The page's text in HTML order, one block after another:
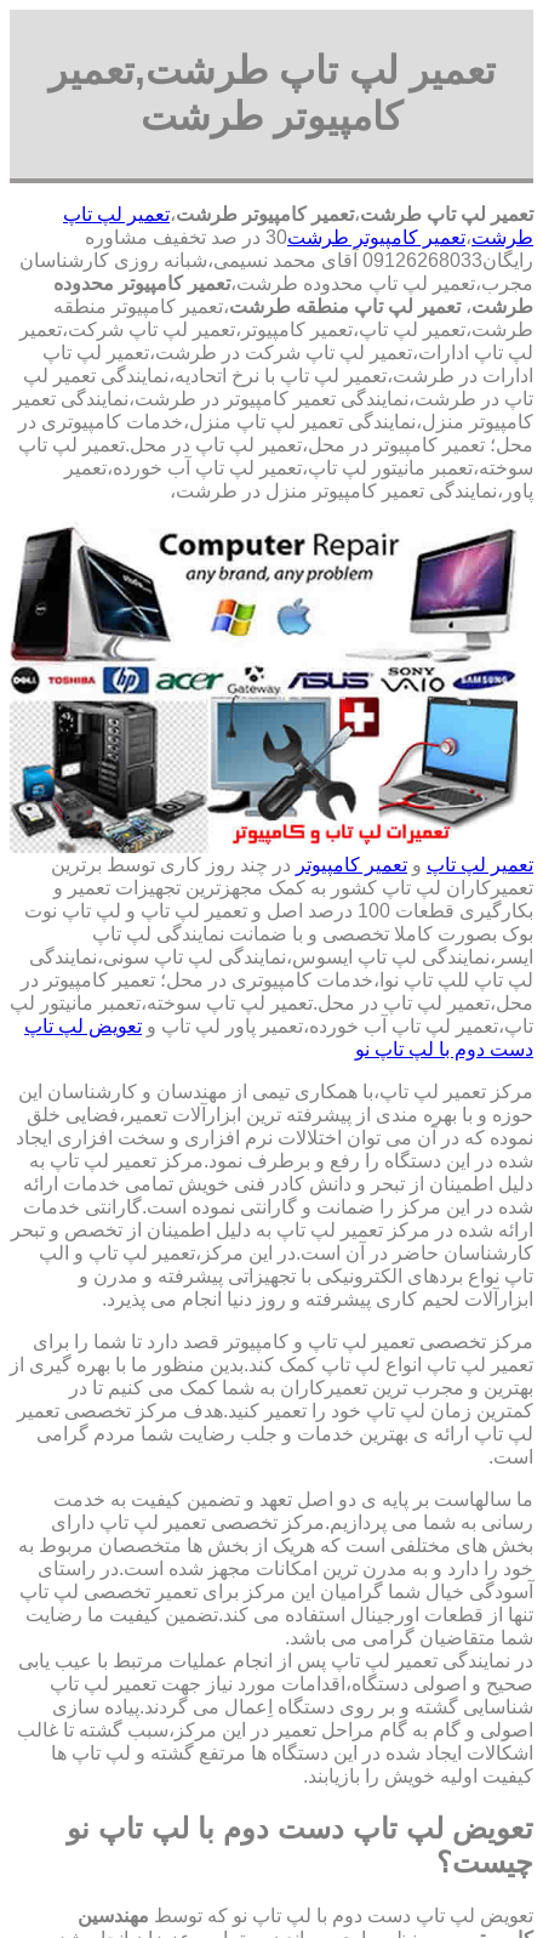
تعمیر لپ تاپ طرشت,تعمیر
کامپیوتر طرشت
تعمیر لپ تاپ طرشت،تعمیر کامپیوتر طرشت،تعمیر لپ تاپ
طرشت،تعمیر کامپیوتر طرشت
30 در صد تخفیف مشاوره
رایگان09126268033 آقای محمد نسیمی،شبانه روزی کارشناسان
مجرب،تعمیر لپ تاپ محدوده طرشت،تعمیر کامپیوتر محدوده
طرشت، تعمیر لپ تاپ منطقه طرشت،تعمیر کامپیوتر منطقه
طرشت،تعمیر لپ تاپ،تعمیر کامپیوتر،تعمیر لپ تاپ شرکت،تعمیر
لپ تاپ ادارات،تعمیر لپ تاپ شرکت در طرشت،تعمیر لپ تاپ
ادارات در طرشت،تعمیر لپ تاپ با نرخ اتحادیه،نمایندگی تعمیر لپ
تاپ در طرشت،نمایندگی تعمیر کامپیوتر در طرشت،نمایندگی تعمیر
کامپیوتر منزل،نمایندگی تعمیر لپ تاپ منزل،خدمات کامپیوتری در
محل؛ تعمیر کامپیوتر در محل،تعمیر لپ تاپ در محل.تعمیر لپ تاپ
سوخته،تعمبر مانیتور لپ تاپ،تعمیر لپ تاپ آب خورده،تعمیر
پاور،نمایندگی تعمیر کامپیوتر منزل در طرشت،
تعمیر لپ تاپ و تعمیر کامپیوتر در چند روز کاری توسط برترین
تعمیرکاران لپ تاپ کشور به کمک مجهزترین تجهیزات تعمیر و
بکارگیری قطعات 100 درصد اصل و تعمیر لپ تاپ و لپ تاپ نوت
بوک بصورت کاملا تخصصی و با ضمانت نمایندگی لپ تاپ
ایسر،نمایندگی لپ تاپ ایسوس،نمایندگی لپ تاپ سونی،نمایندگی
لپ تاپ للپ تاپ نوا،خدمات کامپیوتری در محل؛ تعمیر کامپیوتر در
محل،تعمیر لپ تاپ در محل.تعمیر لپ تاپ سوخته،تعمبر مانیتور لپ
تاپ،تعمیر لپ تاپ آب خورده،تعمیر پاور لپ تاپ و تعویض لپ تاپ
دست دوم با لپ تاپ نو
مرکز تعمیر لپ تاپ،با همکاری تیمی از مهندسان و کارشناسان این
حوزه و با بهره مندی از پیشرفته ترین ابزارآلات تعمیر،فضایی خلق
نموده که در آن می توان اختلالات نرم افزاری و سخت افزاری ایجاد
شده در این دستگاه را رفع و برطرف نمود.مرکز تعمیر لپ تاپ به
دلیل اطمینان از تبحر و دانش کادر فنی خویش تمامی خدمات ارائه
شده در این مرکز را ضمانت و گارانتی نموده است.گارانتی خدمات
ارائه شده در مرکز تعمیر لپ تاپ به دلیل اطمینان از تخصص و تبحر
کارشناسان حاضر در آن است.در این مرکز،تعمیر لپ تاپ و الپ
تاپ نواع بردهای الکترونیکی با تجهیزاتی پیشرفته و مدرن و
ابزارآلات لحیم کاری پیشرفته و روز دنیا انجام می پذیرد.
مرکز تخصصی تعمیر لپ تاپ و کامپیوتر قصد دارد تا شما را برای
تعمیر لپ تاپ انواع لپ تاپ کمک کند.بدین منظور ما با بهره گیری از
بهترین و مجرب ترین تعمیرکاران به شما کمک می کنیم تا در
کمترین زمان لپ تاپ خود را تعمیر کنید.هدف مرکز تخصصی تعمیر
لپ تاپ ارائه ی بهترین خدمات و جلب رضایت شما مردم گرامی
است.
ما سالهاست بر پایه ی دو اصل تعهد و تضمین کیفیت به خدمت
رسانی به شما می پردازیم.مرکز تخصصی تعمیر لپ تاپ دارای
بخش های مختلفی است که هریک از بخش ها متخصصان مربوط به
خود را دارد و به مدرن ترین امکانات مجهز شده است.در راستای
آسودگی خیال شما گرامیان این مرکز برای تعمیر تخصصی لپ تاپ
تنها از قطعات اورجینال استفاده می کند.تضمین کیفیت ما رضایت
شما متقاضیان گرامی می باشد.
در نمایندگی تعمیر لپ تاپ پس از انجام عملیات مرتبط با عیب یابی
صحیح و اصولی دستگاه،اقدامات مورد نیاز جهت تعمیر لپ تاپ
شناسایی گشته و بر روی دستگاه اِعمال می گردند.پیاده سازی
اصولی و گام به گام مراحل تعمیر در این مرکز،سبب گشته تا غالب
اشکالات ایجاد شده در این دستگاه ها مرتفع گشته و لپ تاپ ها
کیفیت اولیه خویش را بازیابند.
تعویض لپ تاپ دست دوم با لپ تاپ نو
چیست؟
تعویض لپ تاپ دست دوم با لپ تاپ نو که توسط مهندسین